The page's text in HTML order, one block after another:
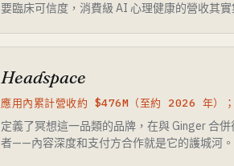
要臨床可信度，消費級 AI 心理健康的營收其實
Headspace
應用內累計營收約 $476M（至約 2026 年）
定義了冥想這一品類的品牌，在與 Ginger 合
者——內容深度和支付方合作就是它的護城河。